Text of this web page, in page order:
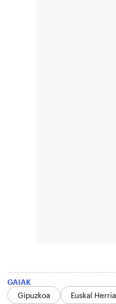
GAIAK
Gipuzkoa
Euskal Herria